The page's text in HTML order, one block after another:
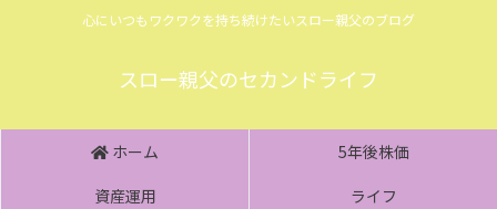
心にいつもワクワクを持ち続けたいスロー親父のブログ
スロー親父のセカンドライフ
ホーム
5年後株価
資産運用
ライフ